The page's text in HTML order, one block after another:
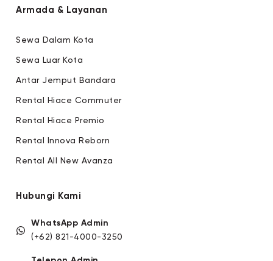
Armada & Layanan
Sewa Dalam Kota
Sewa Luar Kota
Antar Jemput Bandara
Rental Hiace Commuter
Rental Hiace Premio
Rental Innova Reborn
Rental All New Avanza
Hubungi Kami
WhatsApp Admin
(+62) 821-4000-3250